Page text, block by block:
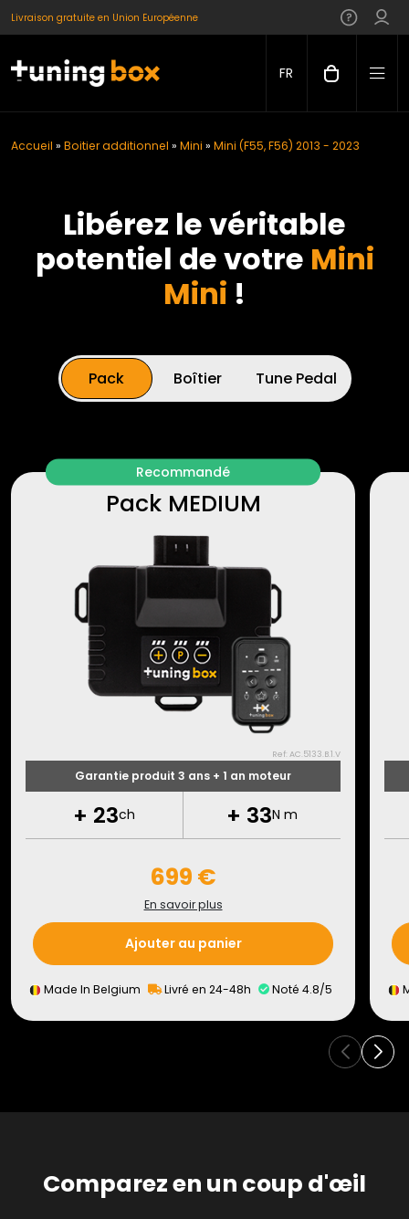
Livraison gratuite en Union Européenne
FR
Accueil » Boitier additionnel » Mini » Mini (F55, F56) 2013 - 2023
Libérez le véritable
potentiel de votre Mini
Mini !
Pack Boîtier Tune Pedal
Recommandé
Pack MEDIUM
Ref: AC.5133.B.1.V
Garantie produit 3 ans + 1 an moteur
+ 23ch + 33N m
699 €
En savoir plus
Ajouter au panier
Made In Belgium Livré en 24-48h Noté 4.8/5
Comparez en un coup d'œil